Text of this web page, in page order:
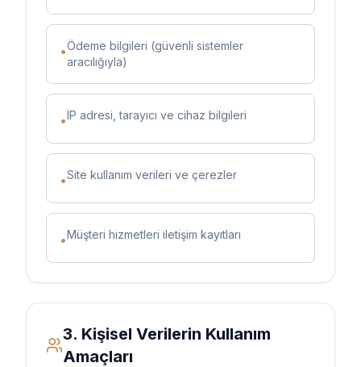
•Ödeme bilgileri (güvenli sistemler
aracılığıyla)
•IP adresi, tarayıcı ve cihaz bilgileri
•Site kullanım verileri ve çerezler
•Müşteri hizmetleri iletişim kayıtları
3. Kişisel Verilerin Kullanım
Amaçları